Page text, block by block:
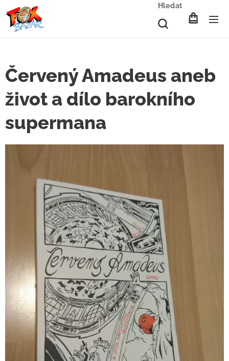
Hledat
Červený Amadeus aneb
život a dílo barokního
supermana